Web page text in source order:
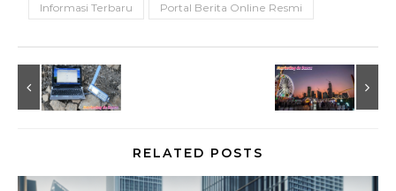
Informasi Terbaru
Portal Berita Online Resmi
RELATED POSTS